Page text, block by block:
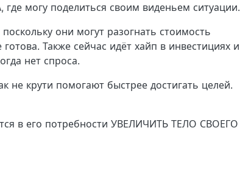
могу поделиться своим виденьем ситуации.
они могут разогнать стоимость
Также сейчас идёт хайп в инвестициях и
нет спроса.
не крути помогают быстрее достигать целей.
в его потребности УВЕЛИЧИТЬ ТЕЛО СВОЕГО